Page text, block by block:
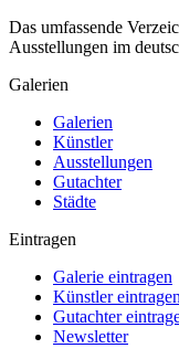
Das umfassende
Ausstellungen im
Galerien
Galerien
Künstler
Ausstellungen
Gutachter
Städte
Eintragen
Galerie eintragen
Künstler eintragen
Gutachter
Newsletter